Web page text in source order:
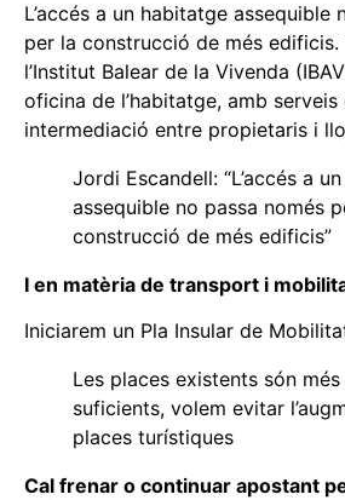
L’accés a un habitatge assequible
per la construcció de més edificis.
l’Institut Balear de la Vivenda
oficina de l’habitatge, amb
intermediació entre propietaris i
Jordi Escandell: “L’accés a
assequible no passa només
construcció de més edificis”
I en matèria de transport i
Iniciarem un Pla Insular de
Les places existents són
suficients, volem evitar
places turístiques
Cal frenar o continuar apostant